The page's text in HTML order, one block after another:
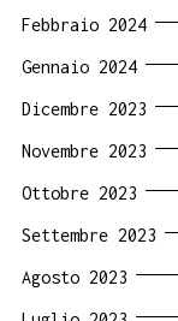
Febbraio 2024
Gennaio 2024
Dicembre 2023
Novembre 2023
Ottobre 2023
Settembre 2023
Agosto 2023